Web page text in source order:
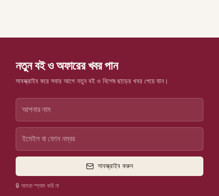
নতুন বই ও অফারের খবর পান
সাবস্ক্রাইব করে সবার আগে নতুন বই ও বিশেষ ছাড়ের খবর পেয়ে যান।
সাবস্ক্রাইব করুন
🔒 আমরা স্প্যাম করি না